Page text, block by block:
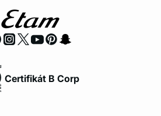
Certifikát B Corp